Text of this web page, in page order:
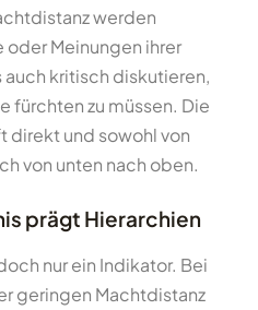
werden
Meinungen ihrer
kritisch diskutieren,
fürchten zu müssen. Die
direkt und sowohl von
von unten nach oben.
prägt Hierarchien
nur ein Indikator. Bei
geringen Machtdistanz